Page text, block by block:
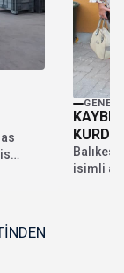
GENEL
KURDU
isimli